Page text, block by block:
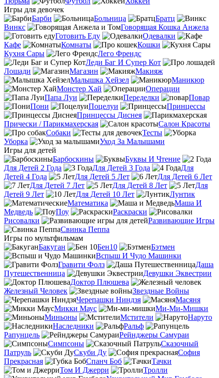
Игры для девочек
Барби
Больница
Братц
Винкс
Говорящая Кошка Анжела
Готовить Еду
Одевалки
Кафе
Комнаты
Кошки
Кухня Сары
Лего Френдс
Леди Баг И Супер Кот
Лошади
Магазин
Макияж
Малышка Хейзел
Маникюр
Монстер Хай
Операции
Папа Луи
Переделки
Повар
Пони
Поцелуи
Принцессы
Принцессы Диснея
Прически / Парикмахерская
Салон Красоты
Собаки
Тесты
Уборка
Уход За Малышами
Игры для детей
Барбоскины
Буквы И Чтение
Для Детей 2 Года
Для Детей 3 Года
Для
Детей 4 Года
Для Детей 5 Лет
Для Детей 6 Лет
Для Детей 7 Лет
Для Детей 8 Лет
Для
Детей 9 Лет
Для Детей 10 Лет
Лунтик
Математика
Маша И
Медведь
Поу
Раскраски
Рисовалки
Развивающие Игры
Свинка Пеппа
Игры по мультфильмам
Бакуган
Бен10
Бэтмен
Вспыш И Чудо Машинки
Гравити Фолз
Даша
Путешественница
Девушки Эквестрии
Доктор Плюшева
Железный Человек
Звездные Войны
Черепашки Ниндзя
Масяня
Микки Маус
Ми-Ми-Мишки
Миньоны
Мстители
Наруто
Наследники
Ральф
Рапунцель
Рейнджеры Самураи
Симпсоны
Сказочный
Патруль
Скуби Ду
София
Прекрасная
Спанч Боб
Тачки
Том И Джерри
Тролли